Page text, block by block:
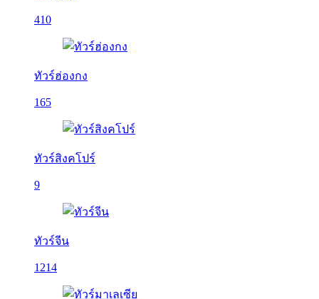
410
ทัวร์ฮ่องกง
165
ทัวร์สิงคโปร์
9
ทัวร์จีน
1214